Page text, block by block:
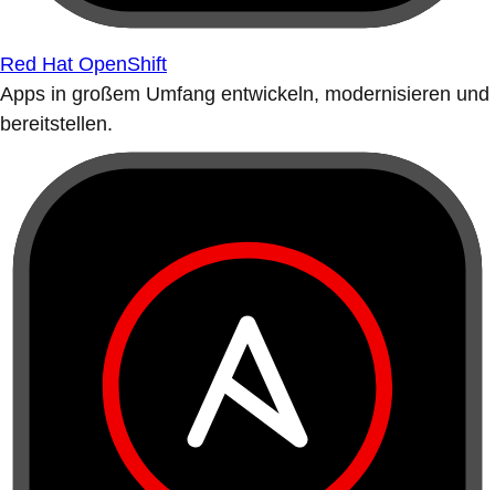
Red Hat OpenShift
Apps in großem Umfang entwickeln, modernisieren und
bereitstellen.